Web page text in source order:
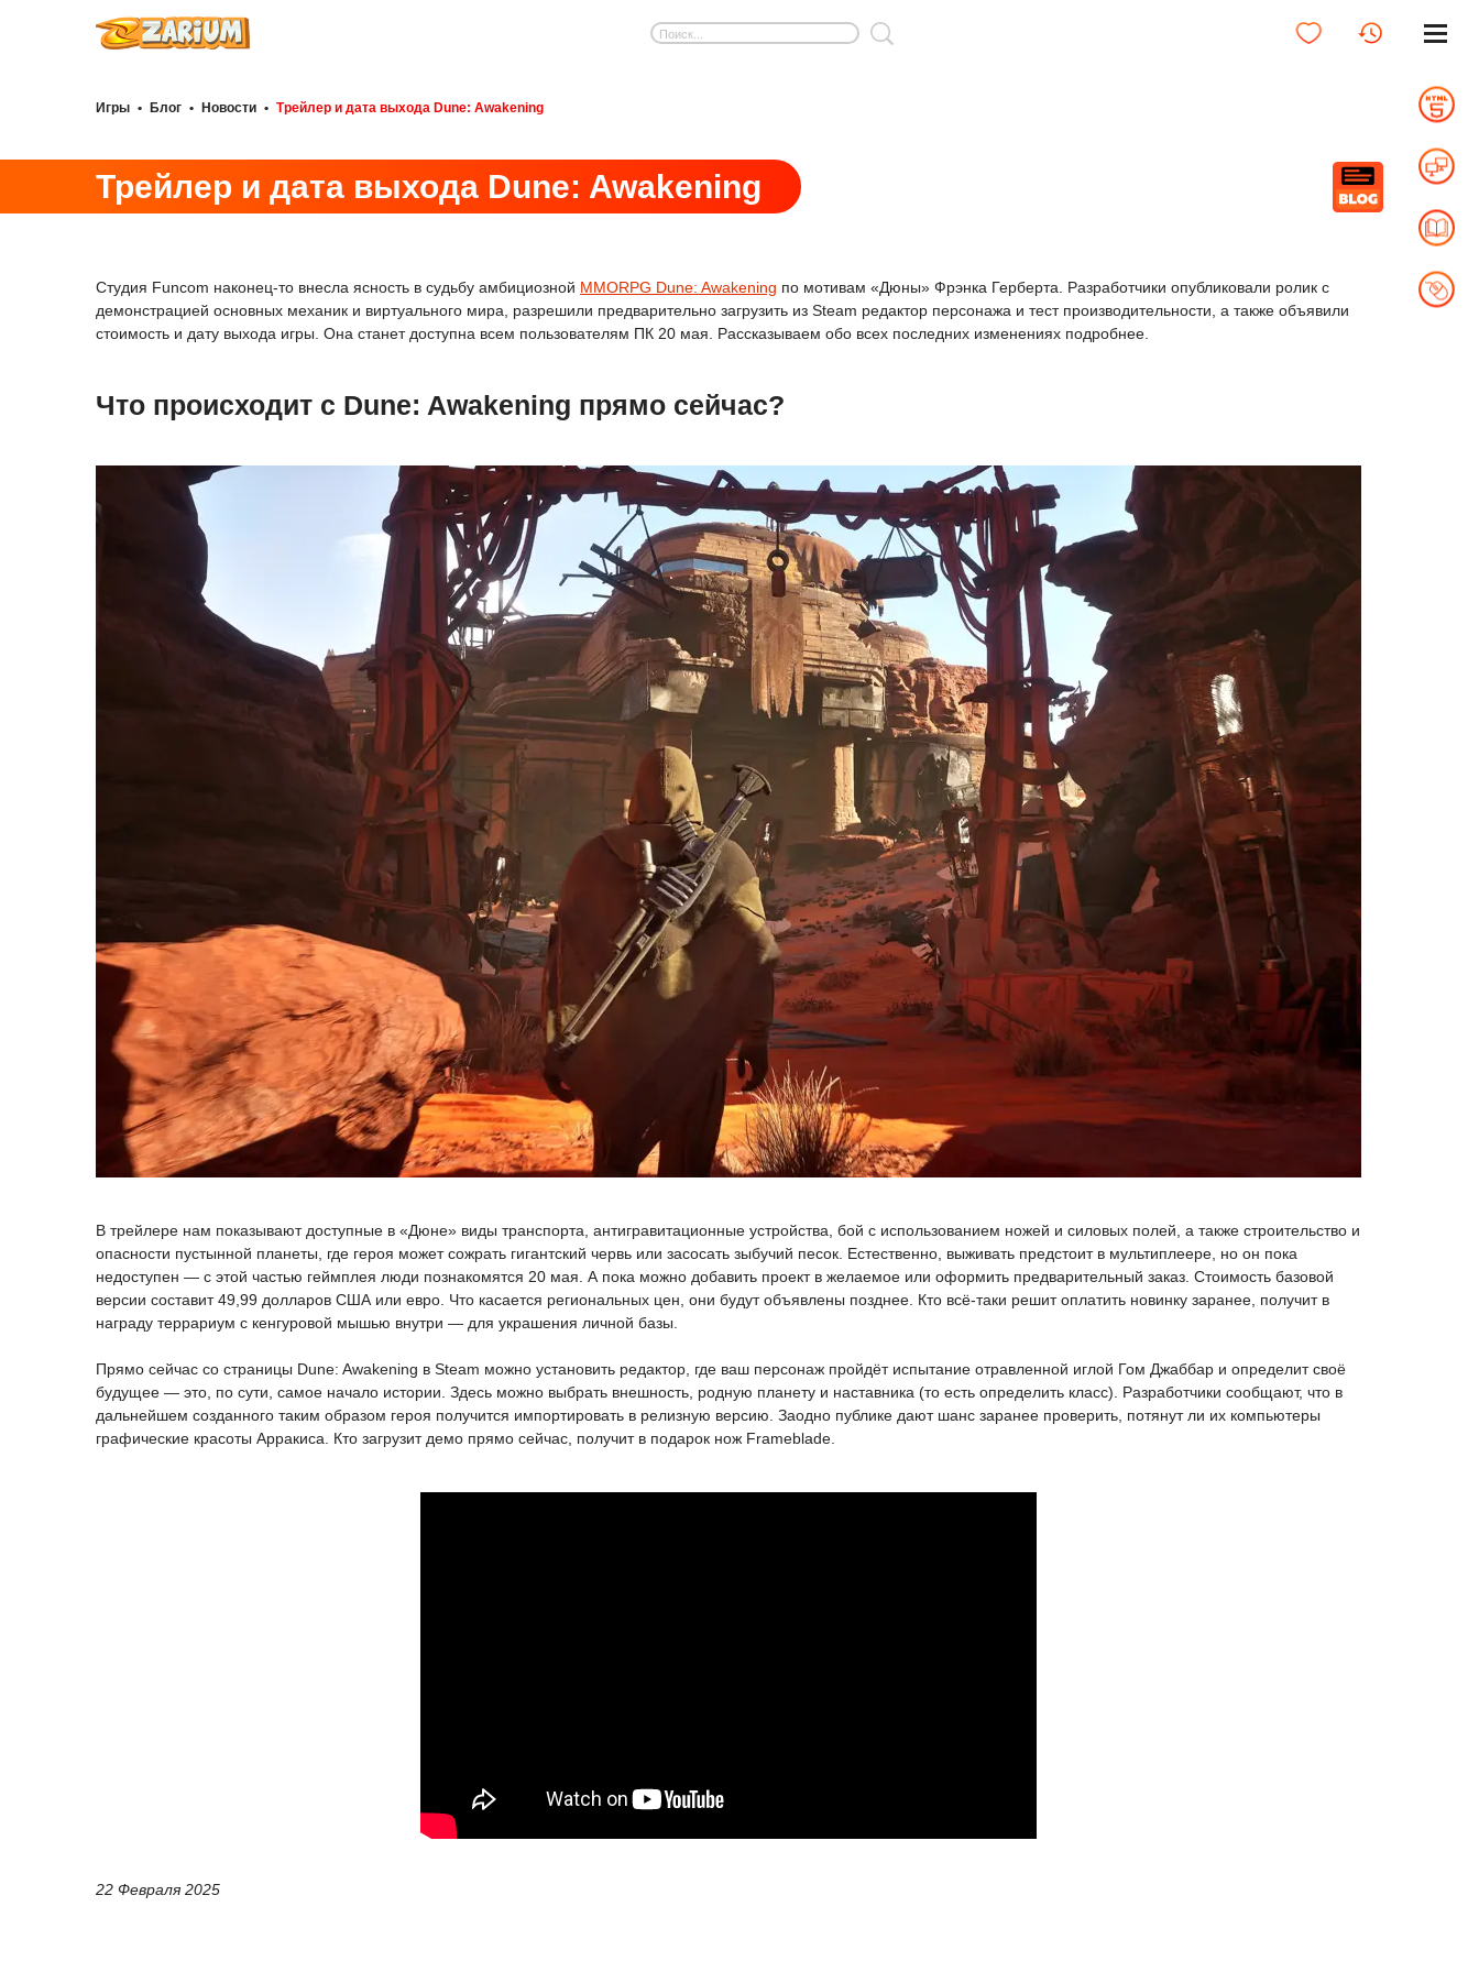
Игры • Блог • Новости • Трейлер и дата выхода Dune: Awakening
Трейлер и дата выхода Dune: Awakening
Студия Funcom наконец-то внесла ясность в судьбу амбициозной MMORPG Dune: Awakening по мотивам «Дюны» Фрэнка Герберта. Разработчики опубликовали ролик с
демонстрацией основных механик и виртуального мира, разрешили предварительно загрузить из Steam редактор персонажа и тест производительности, а также объявили
стоимость и дату выхода игры. Она станет доступна всем пользователям ПК 20 мая. Рассказываем обо всех последних изменениях подробнее.
Что происходит с Dune: Awakening прямо сейчас?
В трейлере нам показывают доступные в «Дюне» виды транспорта, антигравитационные устройства, бой с использованием ножей и силовых полей, а также строительство и
опасности пустынной планеты, где героя может сожрать гигантский червь или засосать зыбучий песок. Естественно, выживать предстоит в мультиплеере, но он пока
недоступен — с этой частью геймплея люди познакомятся 20 мая. А пока можно добавить проект в желаемое или оформить предварительный заказ. Стоимость базовой
версии составит 49,99 долларов США или евро. Что касается региональных цен, они будут объявлены позднее. Кто всё-таки решит оплатить новинку заранее, получит в
награду террариум с кенгуровой мышью внутри — для украшения личной базы.
Прямо сейчас со страницы Dune: Awakening в Steam можно установить редактор, где ваш персонаж пройдёт испытание отравленной иглой Гом Джаббар и определит своё
будущее — это, по сути, самое начало истории. Здесь можно выбрать внешность, родную планету и наставника (то есть определить класс). Разработчики сообщают, что в
дальнейшем созданного таким образом героя получится импортировать в релизную версию. Заодно публике дают шанс заранее проверить, потянут ли их компьютеры
графические красоты Арракиса. Кто загрузит демо прямо сейчас, получит в подарок нож Frameblade.
22 Февраля 2025